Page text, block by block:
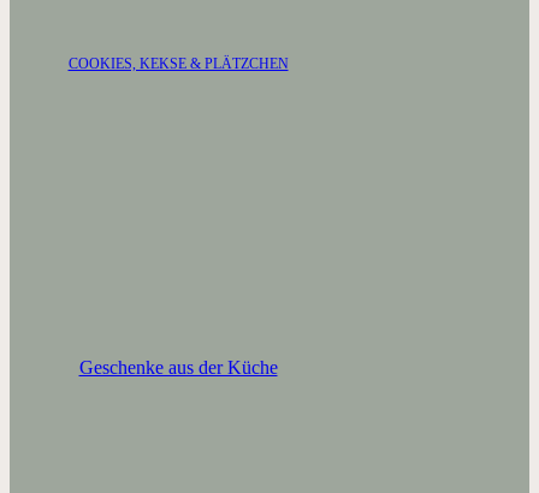
COOKIES, KEKSE & PLÄTZCHEN
Geschenke aus der Küche